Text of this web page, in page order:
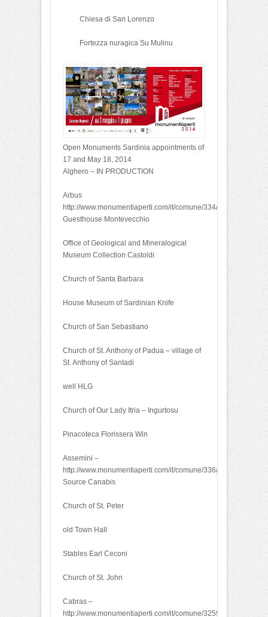
Chiesa di San Lorenzo
Fortezza nuragica Su Mulinu
Open Monuments Sardinia appointments of
17 and May 18, 2014
Alghero – IN PRODUCTION
Arbus
http://www.monumentiaperti.com/it/comune/334/Arbus.html
Guesthouse Montevecchio
Office of Geological and Mineralogical
Museum Collection Castoldi
Church of Santa Barbara
House Museum of Sardinian Knife
Church of San Sebastiano
Church of St. Anthony of Padua – village of
St. Anthony of Santadi
well HLG
Church of Our Lady Itria – Ingurtosu
Pinacoteca Florissera Win
Assemini –
http://www.monumentiaperti.com/it/comune/336/Assemini.html
Source Canabis
Church of St. Peter
old Town Hall
Stables Earl Ceconi
Church of St. John
Cabras –
http://www.monumentiaperti.com/it/comune/3259/Cabras.html